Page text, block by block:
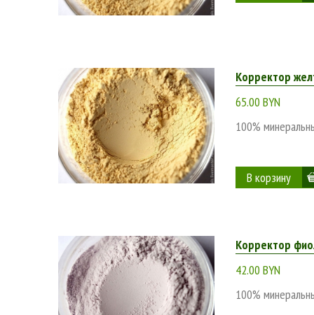
Корректор
65.00 BYN
100%
Корректор
42.00 BYN
100%